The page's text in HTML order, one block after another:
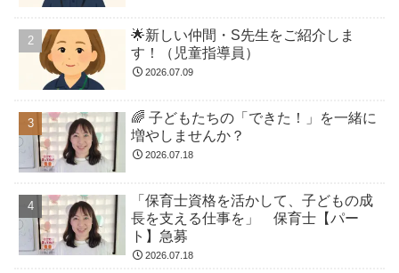
🌟新しい仲間・S先生をご紹介しま
す！（児童指導員）
2026.07.09
🌈 子どもたちの「できた！」を一緒に
増やしませんか？
2026.07.18
「保育士資格を活かして、子どもの成
長を支える仕事を」 保育士【パー
ト】急募
2026.07.18